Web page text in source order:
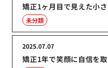
矯正1ヶ月目で見えた小
未分類
矯正1年で笑顔に自信を取
2025.07.07